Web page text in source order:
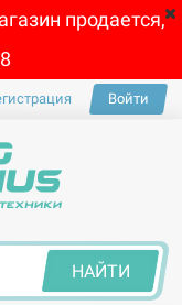
продается,
Войти
НАЙТИ